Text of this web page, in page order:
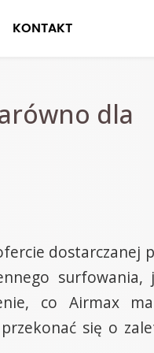
KONTAKT
dla
dostarczanej
surfowania,
co Airmax
się o